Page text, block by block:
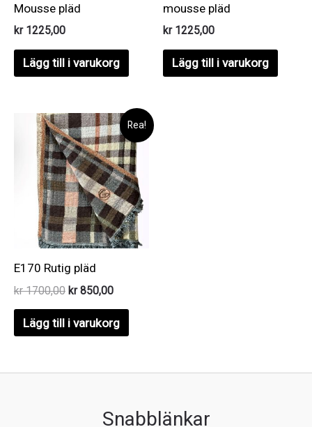
Mousse pläd
kr1225,00
Lägg till i varukorg
mousse pläd
kr1225,00
Lägg till i varukorg
Rea!
E170 Rutig pläd
kr1700,00 Det
priset
kr850,00Det
priset
är:
Lägg till i varukorg
Snabblänkar